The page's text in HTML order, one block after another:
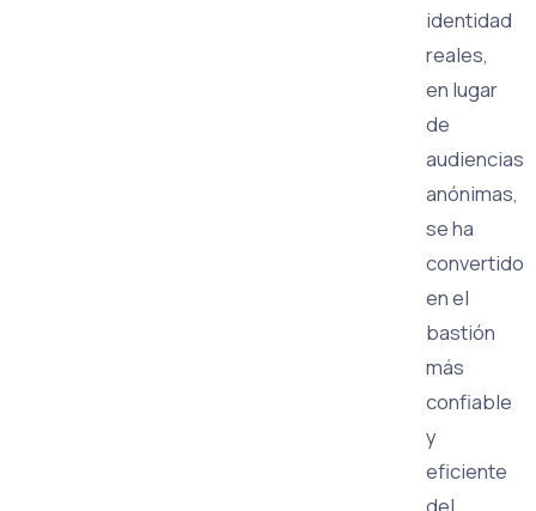
identidad
reales,
en lugar
de
audiencias
anónimas,
se ha
convertido
en el
bastión
más
confiable
y
eficiente